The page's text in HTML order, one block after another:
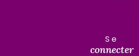
se
connecter